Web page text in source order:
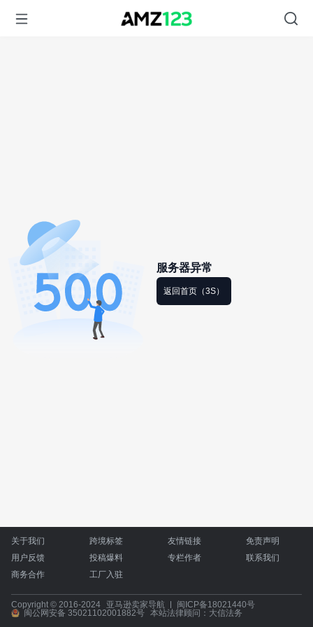
服务器异常
返回首页（3S）
关于我们 跨境标签 友情链接
免责声明
用户反馈
投稿爆料 专栏作者
联系我们
商务合作
工厂入驻
Copyright © 2016-2024 亚马逊卖家导航
闽ICP备18021440号
闽公网安备 35021102001882号 本站法律顾问：大信法务